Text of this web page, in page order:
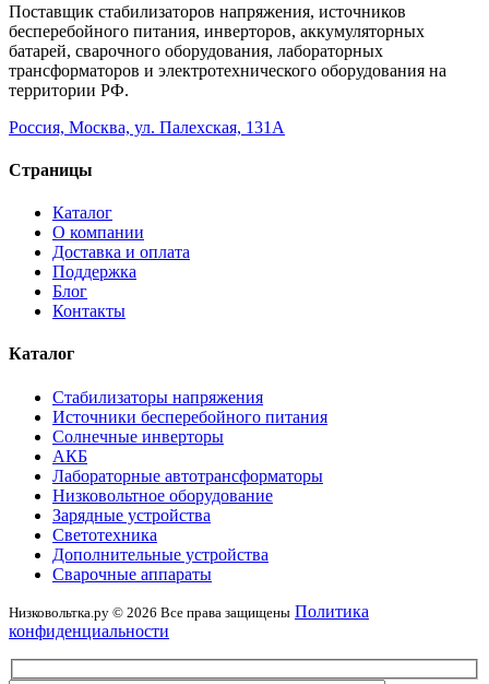
Поставщик стабилизаторов напряжения, источников
бесперебойного питания, инверторов, аккумуляторных
батарей, сварочного оборудования, лабораторных
трансформаторов и электротехнического оборудования на
территории РФ.
Россия, Москва, ул. Палехская, 131А
Страницы
Каталог
О компании
Доставка и оплата
Поддержка
Блог
Контакты
Каталог
Стабилизаторы напряжения
Источники бесперебойного питания
Солнечные инверторы
АКБ
Лабораторные автотрансформаторы
Низковольтное оборудование
Зарядные устройства
Светотехника
Дополнительные устройства
Сварочные аппараты
Низковольтка.ру © 2026 Все права защищены Политика
конфиденциальности